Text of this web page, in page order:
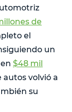
de
el
un
$48 mil
autos volvió a
su